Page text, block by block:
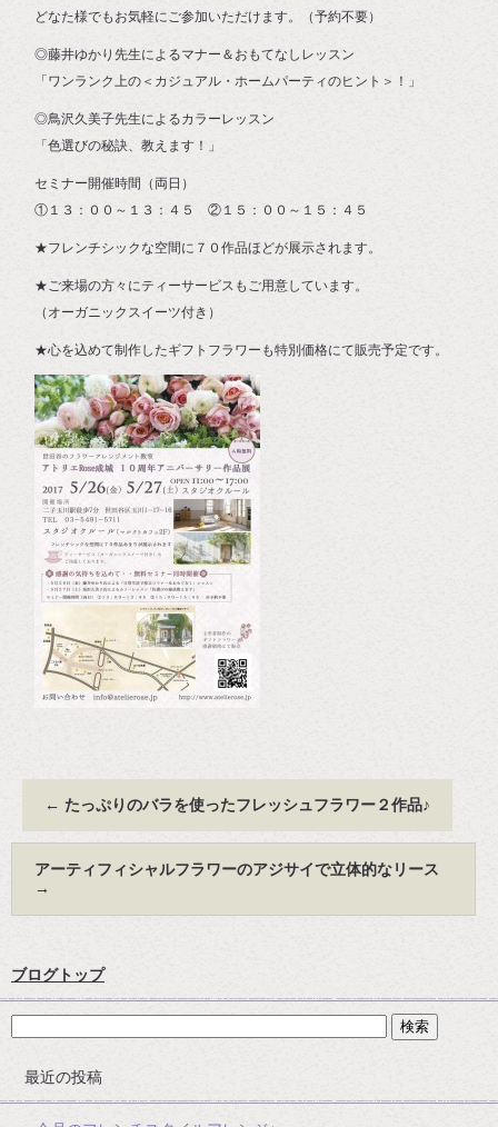
どなた様でもお気軽にご参加いただけます。（予約不要）
◎藤井ゆかり先生によるマナー＆おもてなしレッスン
「ワンランク上の＜カジュアル・ホームパーティのヒント＞！」
◎鳥沢久美子先生によるカラーレッスン
「色選びの秘訣、教えます！」
セミナー開催時間（両日）
①１３：００～１３：４５ ②１５：００～１５：４５
★フレンチシックな空間に７０作品ほどが展示されます。
★ご来場の方々にティーサービスもご用意しています。
（オーガニックスイーツ付き）
★心を込めて制作したギフトフラワーも特別価格にて販売予定です。
← たっぷりのバラを使ったフレッシュフラワー２作品♪
アーティフィシャルフラワーのアジサイで立体的なリース
→
ブログトップ
最近の投稿